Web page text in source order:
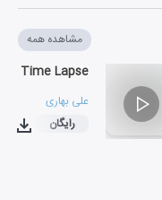
مشاهده همه
Time Lapse
علی بهاری
۰۶:۰۶
رایگان